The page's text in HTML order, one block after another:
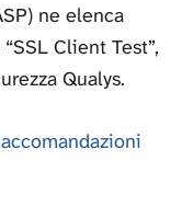
ne elenca
Client Test”,
Qualys.